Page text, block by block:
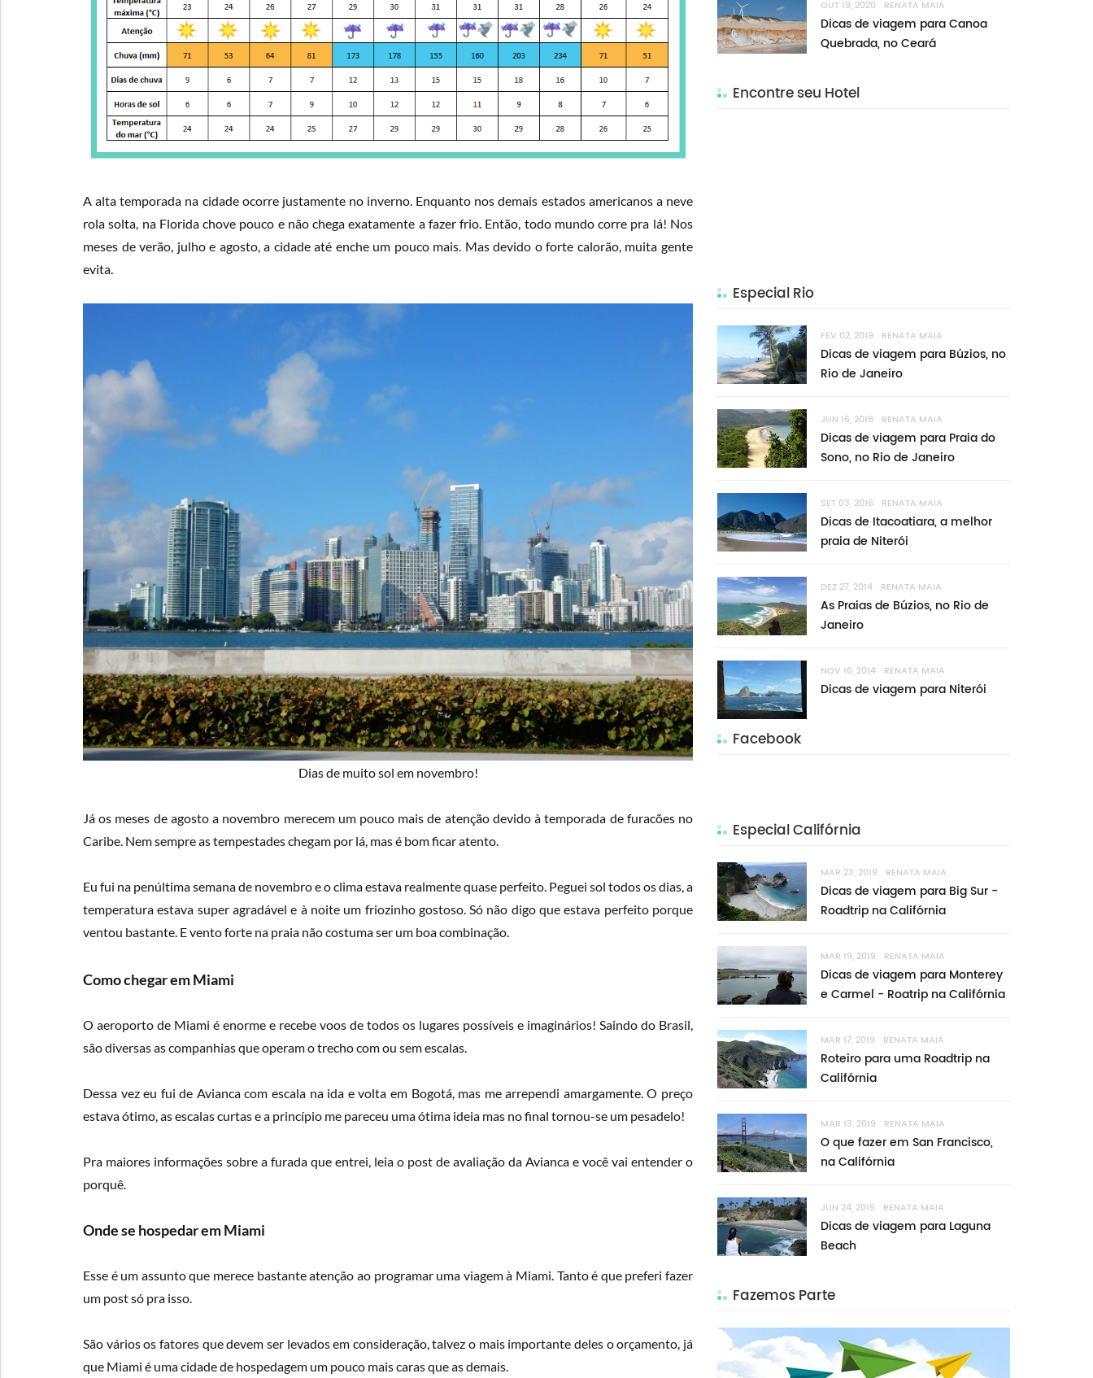
A alta temporada na cidade ocorre justamente no inverno. Enquanto nos demais estados americanos a neve
rola solta, na Florida chove pouco e não chega exatamente a fazer frio. Então, todo mundo corre pra lá! Nos
meses de verão, julho e agosto, a cidade até enche um pouco mais. Mas devido o forte calorão, muita gente
evita.
Dias de muito sol em novembro!
Já os meses de agosto a novembro merecem um pouco mais de atenção devido à temporada de furacões no
Caribe. Nem sempre as tempestades chegam por lá, mas é bom ficar atento.
Eu fui na penúltima semana de novembro e o clima estava realmente quase perfeito. Peguei sol todos os dias, a
temperatura estava super agradável e à noite um friozinho gostoso. Só não digo que estava perfeito porque
ventou bastante. E vento forte na praia não costuma ser um boa combinação.
Como chegar em Miami
O aeroporto de Miami é enorme e recebe voos de todos os lugares possíveis e imaginários! Saindo do Brasil,
são diversas as companhias que operam o trecho com ou sem escalas.
Dessa vez eu fui de Avianca com escala na ida e volta em Bogotá, mas me arrependi amargamente. O preço
estava ótimo, as escalas curtas e a princípio me pareceu uma ótima ideia mas no final tornou-se um pesadelo!
Pra maiores informações sobre a furada que entrei, leia o post de avaliação da Avianca e você vai entender o
porquê.
Onde se hospedar em Miami
Esse é um assunto que merece bastante atenção ao programar uma viagem à Miami. Tanto é que preferi fazer
um post só pra isso.
São vários os fatores que devem ser levados em consideração, talvez o mais importante deles o orçamento, já
que Miami é uma cidade de hospedagem um pouco mais caras que as demais.
OUT 19, 2020 RENATA MAIA
Dicas de viagem para Canoa
Quebrada, no Ceará
Encontre seu Hotel
Especial Rio
FEV 02, 2019 RENATA MAIA
Dicas de viagem para Búzios, no
Rio de Janeiro
JUN 16, 2018 RENATA MAIA
Dicas de viagem para Praia do
Sono, no Rio de Janeiro
SET 03, 2016 RENATA MAIA
Dicas de Itacoatiara, a melhor
praia de Niterói
DEZ 27, 2014 RENATA MAIA
As Praias de Búzios, no Rio de
Janeiro
NOV 16, 2014 RENATA MAIA
Dicas de viagem para Niterói
Facebook
Especial Califórnia
MAR 23, 2019 RENATA MAIA
Dicas de viagem para Big Sur -
Roadtrip na Califórnia
MAR 19, 2019 RENATA MAIA
Dicas de viagem para Monterey
e Carmel - Roatrip na Califórnia
MAR 17, 2019 RENATA MAIA
Roteiro para uma Roadtrip na
Califórnia
MAR 13, 2019 RENATA MAIA
O que fazer em San Francisco,
na Califórnia
JUN 24, 2015 RENATA MAIA
Dicas de viagem para Laguna
Beach
Fazemos Parte